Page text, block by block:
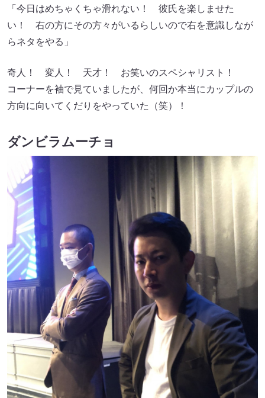
「今日はめちゃくちゃ滑れない！ 彼氏を楽しませた
い！ 右の方にその方々がいるらしいので右を意識しなが
らネタをやる」
奇人！ 変人！ 天才！ お笑いのスペシャリスト！
コーナーを袖で見ていましたが、何回か本当にカップルの
方向に向いてくだりをやっていた（笑）！
ダンビラムーチョ